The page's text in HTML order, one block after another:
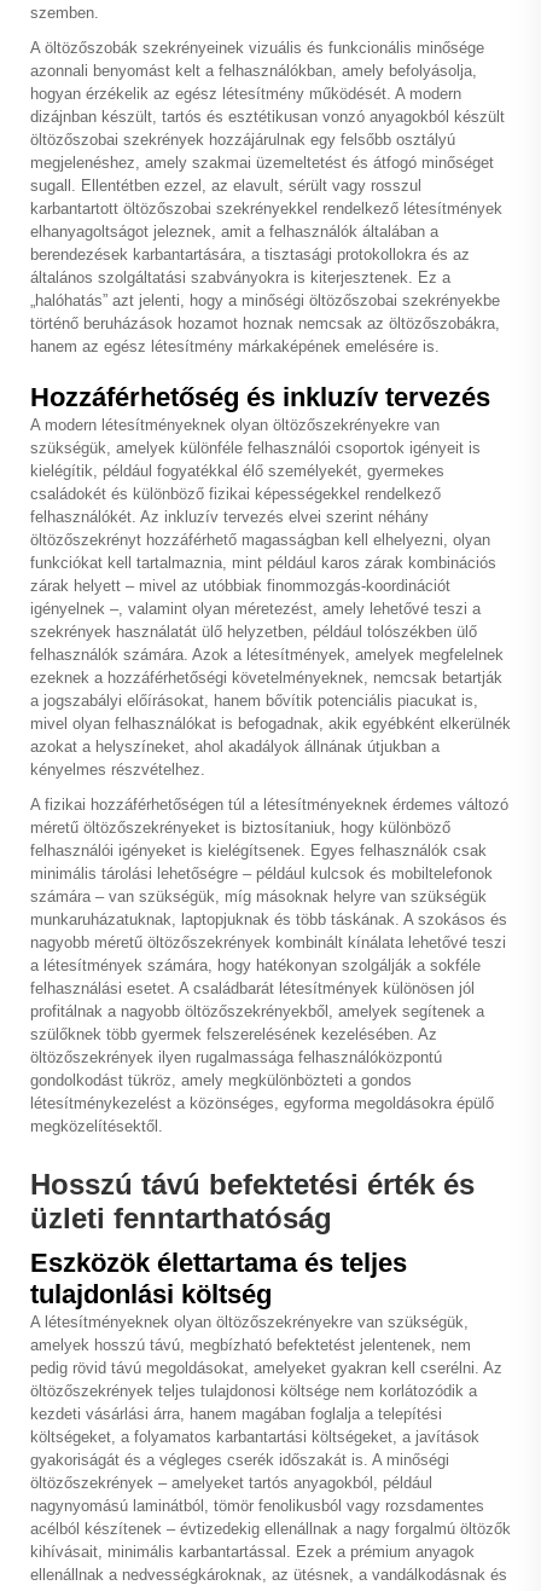
szemben.
A öltözőszobák szekrényeinek vizuális és funkcionális minősége
azonnali benyomást kelt a felhasználókban, amely befolyásolja,
hogyan érzékelik az egész létesítmény működését. A modern
dizájnban készült, tartós és esztétikusan vonzó anyagokból készült
öltözőszobai szekrények hozzájárulnak egy felsőbb osztályú
megjelenéshez, amely szakmai üzemeltetést és átfogó minőséget
sugall. Ellentétben ezzel, az elavult, sérült vagy rosszul
karbantartott öltözőszobai szekrényekkel rendelkező létesítmények
elhanyagoltságot jeleznek, amit a felhasználók általában a
berendezések karbantartására, a tisztasági protokollokra és az
általános szolgáltatási szabványokra is kiterjesztenek. Ez a
„halóhatás” azt jelenti, hogy a minőségi öltözőszobai szekrényekbe
történő beruházások hozamot hoznak nemcsak az öltözőszobákra,
hanem az egész létesítmény márkaképének emelésére is.
Hozzáférhetőség és inkluzív tervezés
A modern létesítményeknek olyan öltözőszekrényekre van
szükségük, amelyek különféle felhasználói csoportok igényeit is
kielégítik, például fogyatékkal élő személyekét, gyermekes
családokét és különböző fizikai képességekkel rendelkező
felhasználókét. Az inkluzív tervezés elvei szerint néhány
öltözőszekrényt hozzáférhető magasságban kell elhelyezni, olyan
funkciókat kell tartalmaznia, mint például karos zárak kombinációs
zárak helyett – mivel az utóbbiak finommozgás-koordinációt
igényelnek –, valamint olyan méretezést, amely lehetővé teszi a
szekrények használatát ülő helyzetben, például tolószékben ülő
felhasználók számára. Azok a létesítmények, amelyek megfelelnek
ezeknek a hozzáférhetőségi követelményeknek, nemcsak betartják
a jogszabályi előírásokat, hanem bővítik potenciális piacukat is,
mivel olyan felhasználókat is befogadnak, akik egyébként elkerülnék
azokat a helyszíneket, ahol akadályok állnának útjukban a
kényelmes részvételhez.
A fizikai hozzáférhetőségen túl a létesítményeknek érdemes változó
méretű öltözőszekrényeket is biztosítaniuk, hogy különböző
felhasználói igényeket is kielégítsenek. Egyes felhasználók csak
minimális tárolási lehetőségre – például kulcsok és mobiltelefonok
számára – van szükségük, míg másoknak helyre van szükségük
munkaruházatuknak, laptopjuknak és több táskának. A szokásos és
nagyobb méretű öltözőszekrények kombinált kínálata lehetővé teszi
a létesítmények számára, hogy hatékonyan szolgálják a sokféle
felhasználási esetet. A családbarát létesítmények különösen jól
profitálnak a nagyobb öltözőszekrényekből, amelyek segítenek a
szülőknek több gyermek felszerelésének kezelésében. Az
öltözőszekrények ilyen rugalmassága felhasználóközpontú
gondolkodást tükröz, amely megkülönbözteti a gondos
létesítménykezelést a közönséges, egyforma megoldásokra épülő
megközelítésektől.
Hosszú távú befektetési érték és
üzleti fenntarthatóság
Eszközök élettartama és teljes
tulajdonlási költség
A létesítményeknek olyan öltözőszekrényekre van szükségük,
amelyek hosszú távú, megbízható befektetést jelentenek, nem
pedig rövid távú megoldásokat, amelyeket gyakran kell cserélni. Az
öltözőszekrények teljes tulajdonosi költsége nem korlátozódik a
kezdeti vásárlási árra, hanem magában foglalja a telepítési
költségeket, a folyamatos karbantartási költségeket, a javítások
gyakoriságát és a végleges cserék időszakát is. A minőségi
öltözőszekrények – amelyeket tartós anyagokból, például
nagynyomású laminátból, tömör fenolikusból vagy rozsdamentes
acélból készítenek – évtizedekig ellenállnak a nagy forgalmú öltözők
kihívásait, minimális karbantartással. Ezek a prémium anyagok
ellenállnak a nedvességkároknak, az ütésnek, a vandálkodásnak és